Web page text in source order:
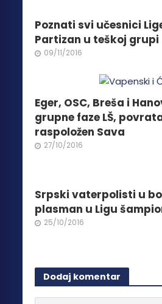
biti
izabrane
proizvoda.
Poznati svi učesnici
Partizan u teškoj grupi
09/11/2016
Eger, OSC, Breša i
grupne faze LŠ,
raspoložen Sava
27/10/2016
Srpski vaterpolisti u
plasman u Ligu
25/10/2016
Dodaj komentar